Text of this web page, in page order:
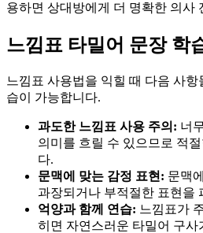
용하면 상대방에게 더 명확한 의사
느낌표 타밀어 문장 학
느낌표 사용법을 익힐 때 다음 사
습이 가능합니다.
과도한 느낌표 사용 주의: 너
의미를 흐릴 수 있으므로 적
다.
문맥에 맞는 감정 표현: 문맥
과장되거나 부적절한 표현을
억양과 함께 연습: 느낌표가
히면 자연스러운 타밀어 구사